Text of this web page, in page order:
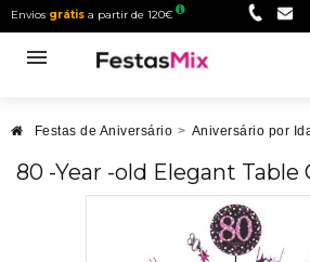
Envios grátis a partir de 120€
Festas de Aniversário > Aniversário por
80 -Year -old Elegant Table